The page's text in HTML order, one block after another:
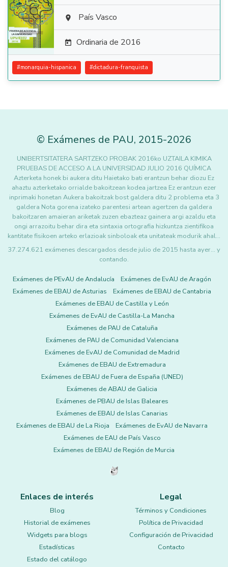
  País Vasco
 Ordinaria de 2016
#monarquia-hispanica #dictadura-franquista
© Exámenes de PAU, 2015-2026
UNIBERTSITATERA SARTZEKO PROBAK 2016ko UZTAILA KIMIKA
PRUEBAS DE ACCESO A LA UNIVERSIDAD JULIO 2016 QUÍMICA
Azterketa honek bi aukera ditu Haietako bati erantzun behar diozu Ez
ahaztu azterketako orrialde bakoitzean kodea jartzea Ez erantzun ezer
inprimaki honetan Aukera bakoitzak bost galdera ditu 2 problema eta 3
galdera Nota gorena izateko parentesi artean agertzen da galdera
bakoitzaren amaieran ariketak zuzen ebazteaz gainera argi azaldu eta
ongi arrazoitu behar dira eta sintaxia ortografia hizkuntza zientifikoa
kantitate fisikoen arteko erlazioak sinboloak eta unitateak modurik ahal…
37.274.621 exámenes descargados desde julio de 2015 hasta ayer... y
contando.
Exámenes de PEvAU de Andalucía
Exámenes de EvAU de Aragón
Exámenes de EBAU de Asturias
Exámenes de EBAU de Cantabria
Exámenes de EBAU de Castilla y León
Exámenes de EvAU de Castilla-La Mancha
Exámenes de PAU de Cataluña
Exámenes de PAU de Comunidad Valenciana
Exámenes de EvAU de Comunidad de Madrid
Exámenes de EBAU de Extremadura
Exámenes de EBAU de Fuera de España (UNED)
Exámenes de ABAU de Galicia
Exámenes de PBAU de Islas Baleares
Exámenes de EBAU de Islas Canarias
Exámenes de EBAU de La Rioja
Exámenes de EvAU de Navarra
Exámenes de EAU de País Vasco
Exámenes de EBAU de Región de Murcia
Enlaces de interés
Blog
Historial de exámenes
Widgets para blogs
Estadísticas
Estado del catálogo
Legal
Términos y Condiciones
Política de Privacidad
Configuración de Privacidad
Contacto